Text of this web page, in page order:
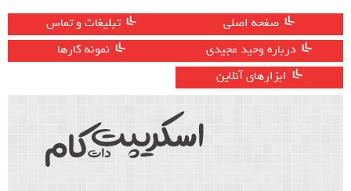
صفحه اصلی
تبلیغات و تماس
درباره وحید مجیدی
نمونه کارها
ابزارهای آنلاین